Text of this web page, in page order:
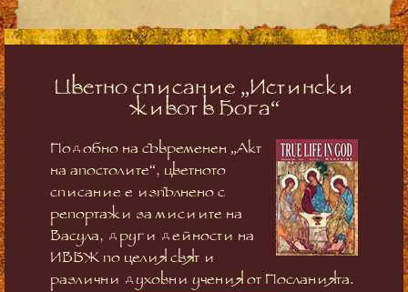
Цветно списание „Истински
живот в Бога“
Подобно на съвременен „Акт
на апостолите“, цветното
списание е изпълнено с
репортажи за мисиите на
Васула, други дейности на
ИВБЖ по целия свят и
различни духовни учения от Посланията.